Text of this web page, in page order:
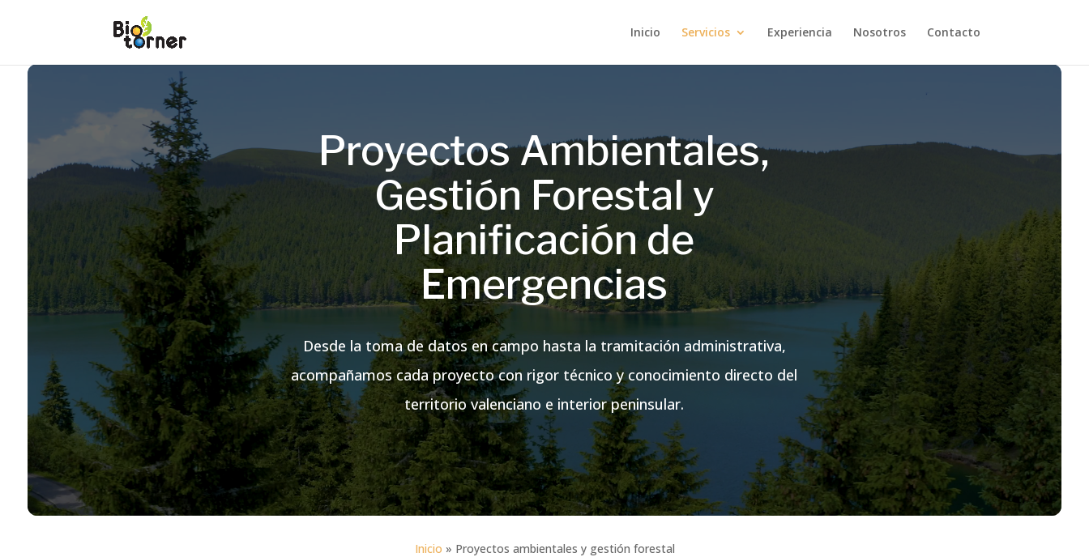
Inicio Servicios Experiencia Nosotros Contacto
Reproductor
Proyectos Ambientales,
Gestión Forestal y
Planificación de
Emergencias
Desde la toma de datos en campo hasta la tramitación administrativa,
acompañamos cada proyecto con rigor técnico y conocimiento directo del
territorio valenciano e interior peninsular.
Inicio » Proyectos ambientales y gestión forestal